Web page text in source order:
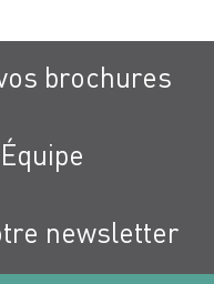
brochures
newsletter